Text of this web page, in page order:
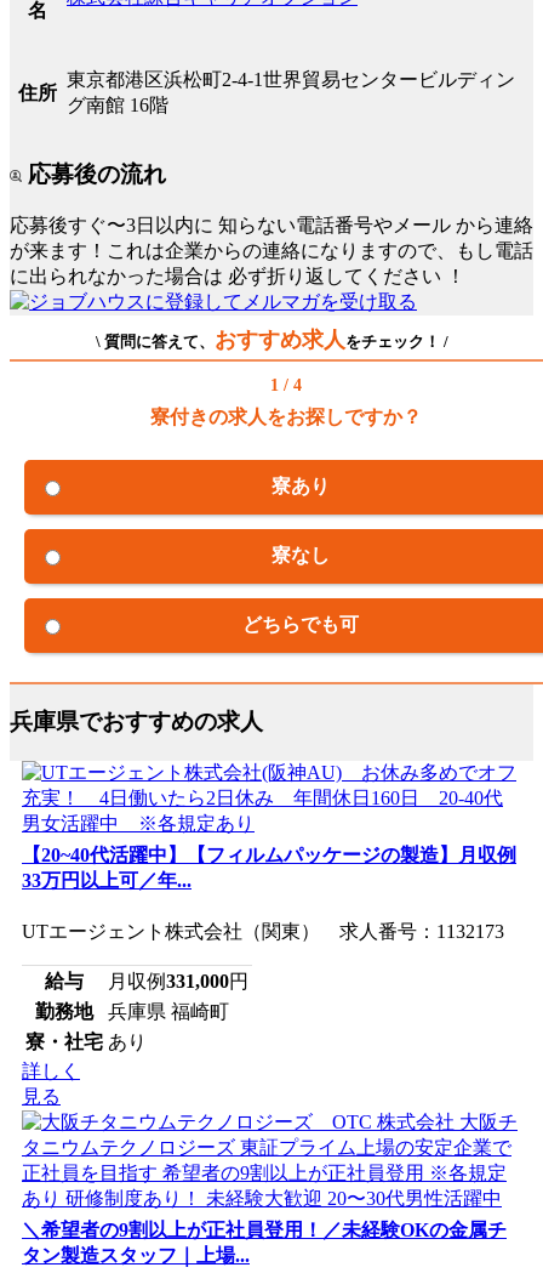
名
住所
東京都港区浜松町2-4-1世界貿易センタービルディン
グ南館 16階
応募後の流れ
応募後すぐ〜3日以内に 知らない電話番号やメール から連絡
が来ます！これは企業からの連絡になりますので、もし電話
に出られなかった場合は 必ず折り返してください ！
\ 質問に答えて、 おすすめ求人 をチェック！ /
1 / 4
寮付きの求人をお探しですか？
寮あり
寮なし
どちらでも可
兵庫県でおすすめの求人
【20~40代活躍中】【フィルムパッケージの製造】月収例
33万円以上可／年...
UTエージェント株式会社（関東） 求人番号：1132173
給与 月収例331,000円
勤務地
兵庫県 福崎町
寮・社宅 あり
詳しく
見る
＼希望者の9割以上が正社員登用！／未経験OKの金属チ
タン製造スタッフ｜上場...